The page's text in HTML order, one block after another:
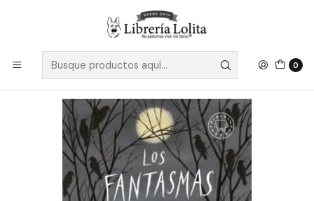
0
Despacho a todo Chile